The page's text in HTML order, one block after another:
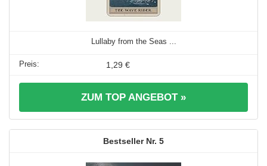
Lullaby from the Seas ...
1,29 €
ZUM TOP ANGEBOT »
5